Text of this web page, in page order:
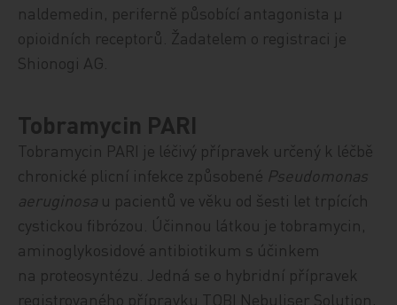
naldemedin, periferně působící antagonista µ
opioidních receptorů. Žadatelem o registraci je
Shionogi AG.
Tobramycin PARI
Tobramycin PARI je léčivý přípravek určený k léčbě
chronické plicní infekce způsobené Pseudomonas
aeruginosa u pacientů ve věku od šesti let trpících
cystickou fibrózou. Účinnou látkou je tobramycin,
aminoglykosidové antibiotikum s účinkem
na proteosyntézu. Jedná se o hybridní přípravek
registrovaného přípravku TOBI Nebuliser Solution,